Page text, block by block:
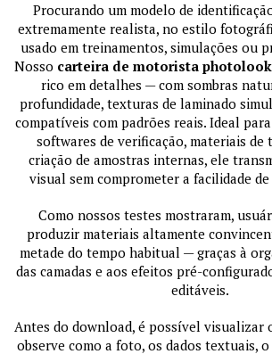
Procurando um modelo de
extremamente realista, no estilo
usado em treinamentos, simulações ou
Nosso carteira de motorista photolook
rico em detalhes — com sombras
profundidade, texturas de laminado
compatíveis com padrões reais. Ideal
softwares de verificação, materiais
criação de amostras internas, ele
visual sem comprometer a facilidade
Como nossos testes mostraram,
produzir materiais altamente
metade do tempo habitual — graças à
das camadas e aos efeitos pré-
editáveis.
Antes do download, é possível
observe como a foto, os dados textuais,